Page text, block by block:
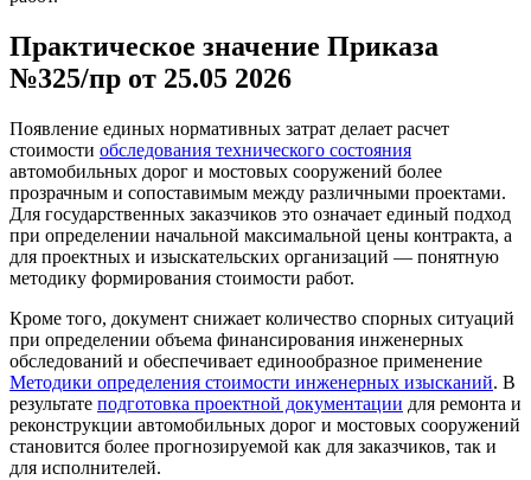
Практическое значение Приказа
№325/пр от 25.05 2026
Появление единых нормативных затрат делает расчет
стоимости обследования технического состояния
автомобильных дорог и мостовых сооружений более
прозрачным и сопоставимым между различными проектами.
Для государственных заказчиков это означает единый подход
при определении начальной максимальной цены контракта, а
для проектных и изыскательских организаций — понятную
методику формирования стоимости работ.
Кроме того, документ снижает количество спорных ситуаций
при определении объема финансирования инженерных
обследований и обеспечивает единообразное применение
Методики определения стоимости инженерных изысканий. В
результате подготовка проектной документации для ремонта и
реконструкции автомобильных дорог и мостовых сооружений
становится более прогнозируемой как для заказчиков, так и
для исполнителей.